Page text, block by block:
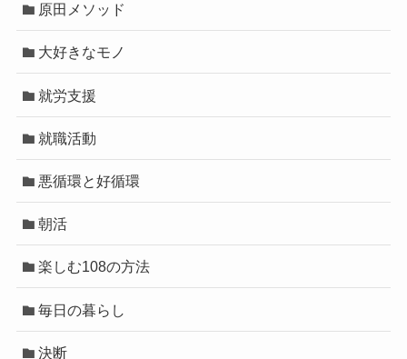
原田メソッド
大好きなモノ
就労支援
就職活動
悪循環と好循環
朝活
楽しむ108の方法
毎日の暮らし
決断